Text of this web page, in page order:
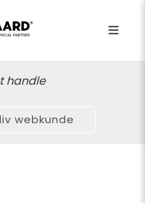
handle
webkunde